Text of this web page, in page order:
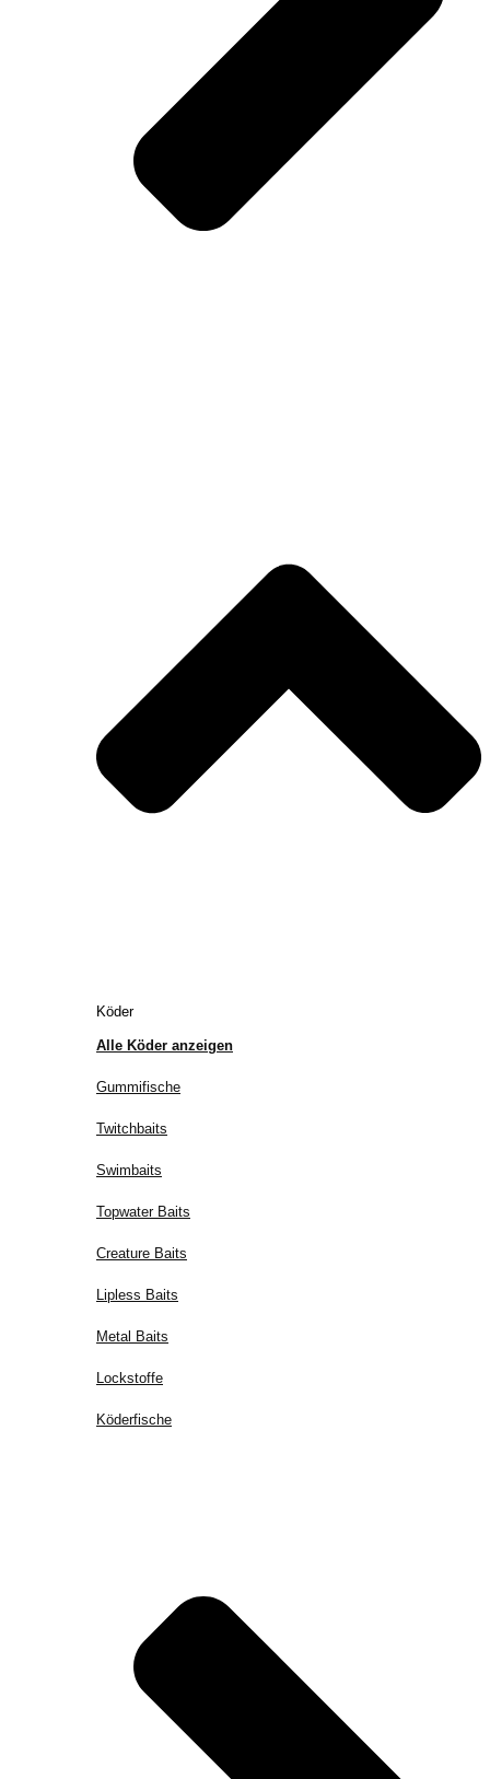
Köder
Alle Köder anzeigen
Gummifische
Twitchbaits
Swimbaits
Topwater Baits
Creature Baits
Lipless Baits
Metal Baits
Lockstoffe
Köderfische